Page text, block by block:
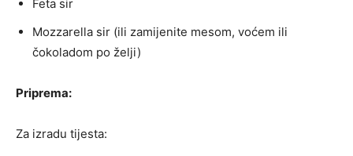
Feta sir
Mozzarella sir (ili zamijenite mesom, voćem ili
čokoladom po želji)
Priprema:
Za izradu tijesta: